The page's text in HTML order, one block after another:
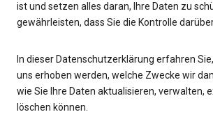
ist und setzen alles daran, Ihre Daten zu
gewährleisten, dass Sie die Kontrolle
In dieser Datenschutzerklärung erfahren
uns erhoben werden, welche Zwecke wir
wie Sie Ihre Daten aktualisieren, verwalten,
löschen können.